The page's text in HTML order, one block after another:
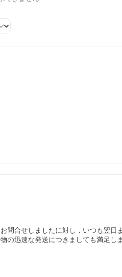
問合せしましたに対し，いつも翌
の迅速な発送につきましても満足